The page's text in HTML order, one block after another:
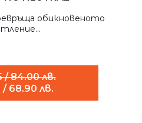
обикновеното
/ 84.00 лв.
/ 68.90 лв.